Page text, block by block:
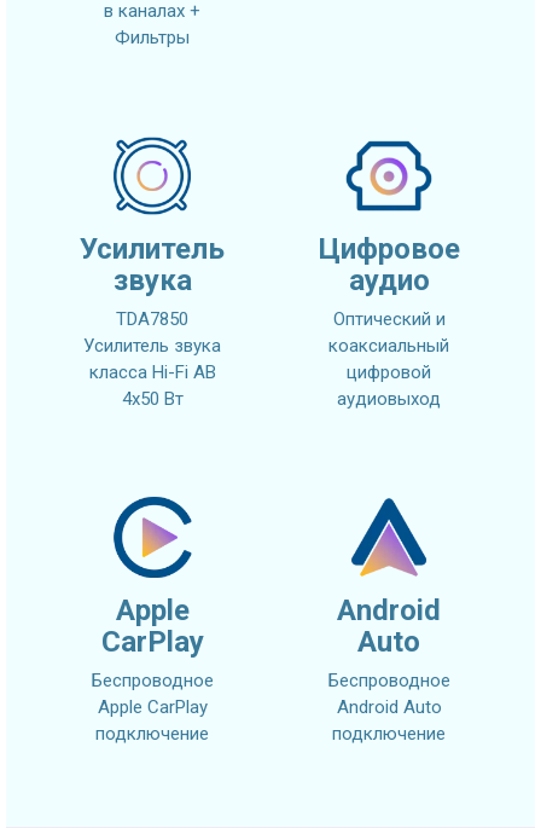
в каналах +
Фильтры
Усилитель
звука
TDA7850
Усилитель звука
класса Hi-Fi AB
4x50 Вт
Цифровое
аудио
Оптический и
коаксиальный
цифровой
аудиовыход
Apple
CarPlay
Беспроводное
Apple CarPlay
подключение
Android
Auto
Беспроводное
Android Auto
подключение